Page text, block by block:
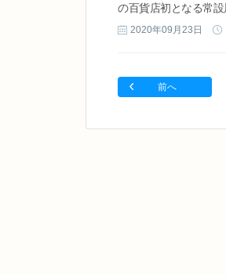
の百貨店初となる常
が分かれており、温暖
2020年09月23日
前へ